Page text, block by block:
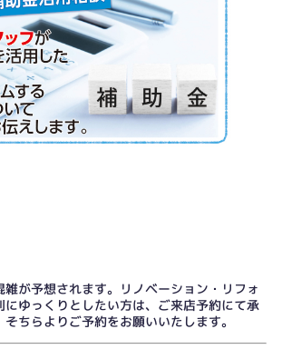
雑が予想されます。リノベーション・リフォ
ゆっくりとしたい方は、 ご来店予約にて承
ちらよりご予約をお願いいたします。